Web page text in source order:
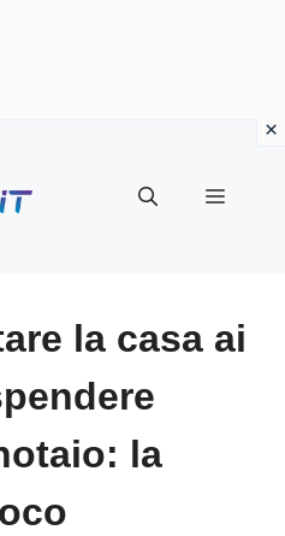
Menu
la casa ai
la